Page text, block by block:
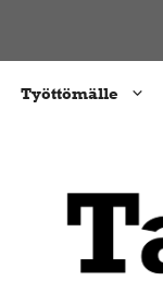
Työttömälle